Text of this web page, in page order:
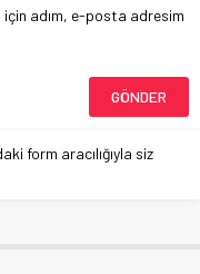
için adım, e-posta adresim
form aracılığıyla siz